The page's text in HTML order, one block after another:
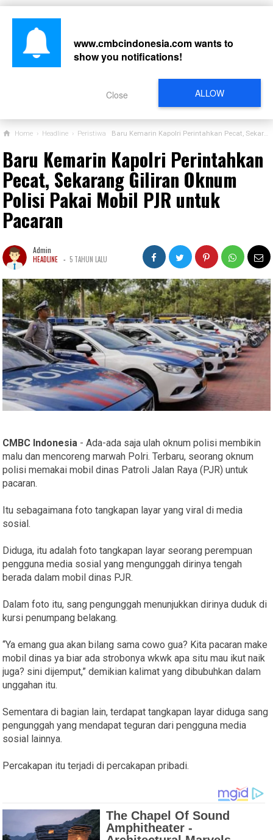
Home › Headline › Peristiwa Baru Kemarin Kapolri Perintahkan Pecat, Sekarang Giliran Oknum Polisi Pakai Mobil PJR untuk Pacaran
Baru Kemarin Kapolri Perintahkan
Pecat, Sekarang Giliran Oknum
Polisi Pakai Mobil PJR untuk
Pacaran
Admin
HEADLINE - 5 TAHUN LALU
CMBC Indonesia - Ada-ada saja ulah oknum polisi membikin
malu dan mencoreng marwah Polri. Terbaru, seorang oknum
polisi memakai mobil dinas Patroli Jalan Raya (PJR) untuk
pacaran.
Itu sebagaimana foto tangkapan layar yang viral di media
sosial.
Diduga, itu adalah foto tangkapan layar seorang perempuan
pengguna media sosial yang mengunggah dirinya tengah
berada dalam mobil dinas PJR.
Dalam foto itu, sang pengunggah menunjukkan dirinya duduk di
kursi penumpang belakang.
“Ya emang gua akan bilang sama cowo gua? Kita pacaran make
mobil dinas ya biar ada strobonya wkwk apa situ mau ikut naik
juga? sini dijemput,” demikian kalimat yang dibubuhkan dalam
unggahan itu.
Sementara di bagian lain, terdapat tangkapan layar diduga sang
pengunggah yang mendapat teguran dari pengguna media
sosial lainnya.
Percakapan itu terjadi di percakapan pribadi.
www.cmbcindonesia.comwants to
show you notifications!
ALLOW
Close